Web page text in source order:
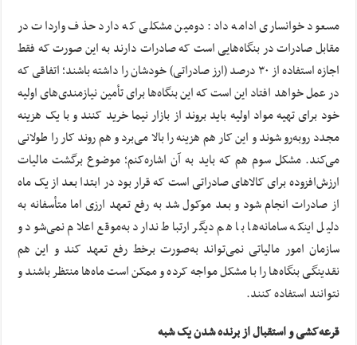
مسعود خوانساری ادامه داد: دومین مشکلی که دارد حذف واردات در
مقابل صادرات در بنگاه‌هایی است که صادرات دارند به این صورت که فقط
اجازه استفاده از ۳۰ درصد (ارز صادراتی) خودشان را داشته باشند؛ اتفاقی که
در عمل خواهد افتاد این است که این بنگاه‌ها برای تأمین نیازمندی‌های اولیه
خود برای تهیه مواد اولیه باید بروند از بازار نیما خرید کنند و با یک هزینه
مجدد روبه‌رو شوند و این کار هم هزینه را بالا می‌برد و هم‌ روند کار را طولانی
می‌کند. مشکل سوم هم که باید به آن اشاره‌کنم؛ موضوع برگشت مالیات
ارزش‌افزوده برای کالاهای صادراتی است که قرار بود در ابتدا بعد از یک ماه
از صادرات انجام شود و بعد موکول شد به رفع تعهد ارزی اما متأسفانه به
دلیل اینکه سامانه‌ها با هم دیگر ارتباط ندارد به‌موقع اعلام نمی‌شود و
سازمان امور مالیاتی نمی‌تواند به‌صورت برخط رفع تعهد کند و این هم
نقدینگی بنگاه‌ها را با مشکل مواجه کرده و ممکن است ماه‌ها منتظر باشند و
نتوانند استفاده کنند.
قرعه‌کشی و استقبال از برنده شدن یک شبه